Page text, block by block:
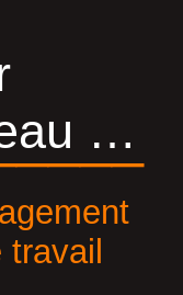
…
travail